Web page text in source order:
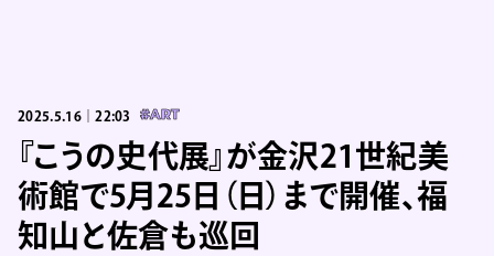
2025.5.16｜22:03 #ART
『こうの史代展』が金沢21世紀美
術館で5月25日（日）まで開催、福
知山と佐倉も巡回